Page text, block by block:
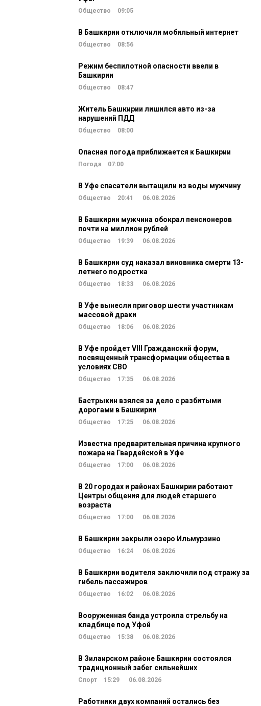
Общество 09:05
В Башкирии отключили мобильный интернет
Общество 08:56
Режим беспилотной опасности ввели в
Башкирии
Общество 08:47
Житель Башкирии лишился авто из-за
нарушений ПДД
Общество 08:00
Опасная погода приближается к Башкирии
Погода 07:00
В Уфе спасатели вытащили из воды мужчину
Общество 20:41 06.08.2026
В Башкирии мужчина обокрал пенсионеров
почти на миллион рублей
Общество 19:39 06.08.2026
В Башкирии суд наказал виновника смерти 13-
летнего подростка
Общество 18:33 06.08.2026
В Уфе вынесли приговор шести участникам
массовой драки
Общество 18:06 06.08.2026
В Уфе пройдет VIII Гражданский форум,
посвященный трансформации общества в
условиях СВО
Общество 17:35 06.08.2026
Бастрыкин взялся за дело с разбитыми
дорогами в Башкирии
Общество 17:25 06.08.2026
Известна предварительная причина крупного
пожара на Гвардейской в Уфе
Общество 17:00 06.08.2026
В 20 городах и районах Башкирии работают
Центры общения для людей старшего
возраста
Общество 17:00 06.08.2026
В Башкирии закрыли озеро Ильмурзино
Общество 16:24 06.08.2026
В Башкирии водителя заключили под стражу за
гибель пассажиров
Общество 16:02 06.08.2026
Вооруженная банда устроила стрельбу на
кладбище под Уфой
Общество 15:38 06.08.2026
В Зилаирском районе Башкирии состоялся
традиционный забег сильнейших
Спорт 15:29 06.08.2026
Работники двух компаний остались без